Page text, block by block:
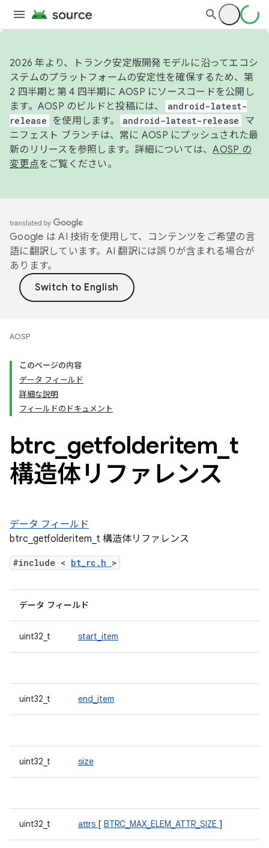
2026 年より、トランク安定版開発モデルに沿ってエコシ
ステムのプラットフォームの安定性を確保するため、第
2 四半期と第 4 四半期に AOSP にソースコードを公開し
ます。AOSP のビルドと投稿には、
android-latest-
release
を使用します。 android-latest-release
マ
ニフェスト ブランチは、常に AOSP にプッシュされた最
新のリリースを参照します。詳細については、AOSP の
変更点をご覧ください。
Google は AI 技術を使用して、コンテンツをご希望の言
語に翻訳しています。AI 翻訳には誤りが含まれる場合が
あります。
AOSP
このページの内容
データ フィールド
詳細な説明
フィールドのドキュメント
btrc getfolderitem t
構造体リファレンス
データ フィールド
btrc_getfolderitem_t 構造体リファレンス
#include < bt_rc.h >
データ フィールド
uint32_t start_item
uint32_t end_item
uint32_t size
uint32_t attrs [ BTRC_MAX_ELEM_ATTR_SIZE ]